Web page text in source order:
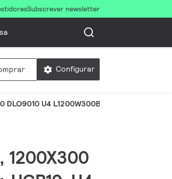
Subscrever newsletter
Configurar
DLO9010 U4 L1200W300B30
1200X300